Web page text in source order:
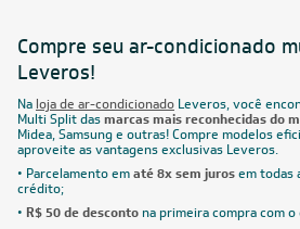
Compre seu ar-condicionado
Leveros!
Na loja de ar-condicionado Leveros, você
Multi Split dasmarcas mais reconhecidas do
Midea, Samsung e outras! Compre modelos
aproveite as vantagens exclusivas Leveros.
• Parcelamento ematé 8x sem jurosem todas
crédito;
• R$ 50 de descontona primeira compra com o